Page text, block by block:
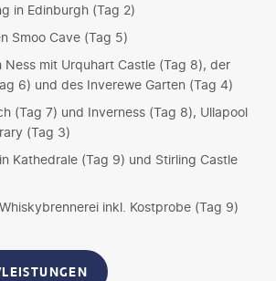
in Edinburgh (Tag 2)
Smoo Cave (Tag 5)
Ness mit Urquhart Castle (Tag 8), der
6) und des Inverewe Garten (Tag 4)
(Tag 7) und Inverness (Tag 8), Ullapool
(Tag 3)
Kathedrale (Tag 9) und Stirling Castle
inkl. Kostprobe (Tag 9)